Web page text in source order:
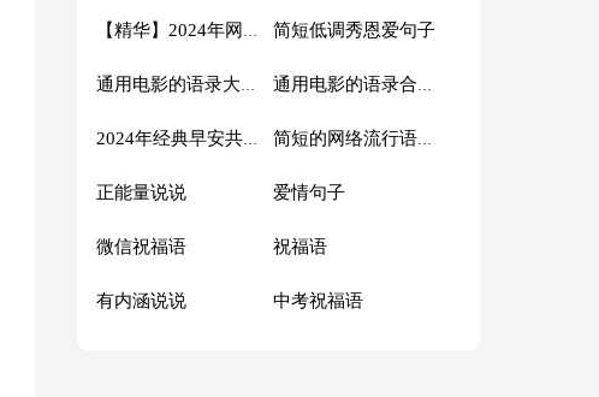
【精华】2024年网络流行的语录摘录32句 简短低调秀恩爱句子
通用电影的语录大汇总88条 通用电影的语录合集70条
2024年经典早安共勉句子短信汇总41句 简短的网络流行语录摘录50句
正能量说说 爱情句子
微信祝福语 祝福语
有内涵说说 中考祝福语